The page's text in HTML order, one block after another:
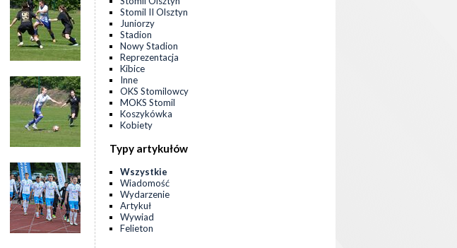
Stomil II Olsztyn
Juniorzy
Stadion
Nowy Stadion
Reprezentacja
Kibice
Inne
OKS Stomilowcy
MOKS Stomil
Koszykówka
Kobiety
Typy artykułów
Wszystkie
Wiadomość
Wydarzenie
Artykuł
Wywiad
Felieton